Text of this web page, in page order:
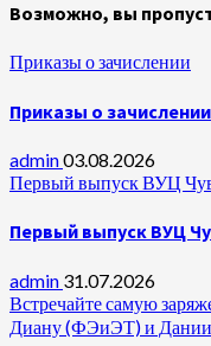
Возможно, вы
Приказы о зачислении
Приказы о зачислении
admin03.08.2026
Первый выпуск ВУЦ
Первый выпуск ВУЦ
admin 31.07.2026
Встречайте самую
Диану (ФЭиЭТ) и